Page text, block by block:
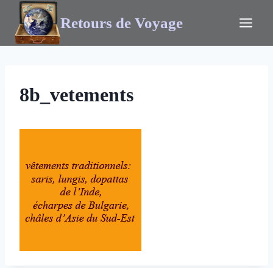
Retours de Voyage
8b_vetements